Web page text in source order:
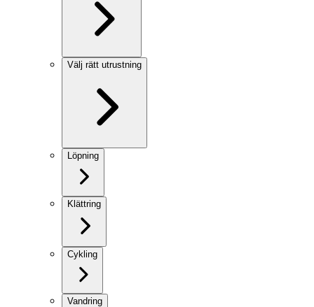
Välj rätt utrustning
Löpning
Klättring
Cykling
Vandring